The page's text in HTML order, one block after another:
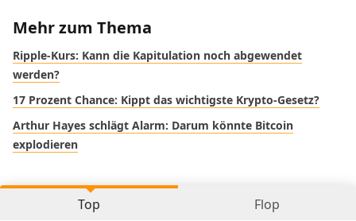
Mehr zum Thema
Ripple-Kurs: Kann die Kapitulation noch abgewendet
werden?
17 Prozent Chance: Kippt das wichtigste Krypto-Gesetz?
Arthur Hayes schlägt Alarm: Darum könnte Bitcoin
explodieren
Top Flop